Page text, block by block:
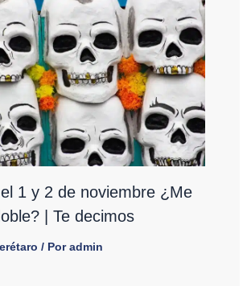
1 y 2 de noviembre ¿Me
| Te decimos
/ Poradmin